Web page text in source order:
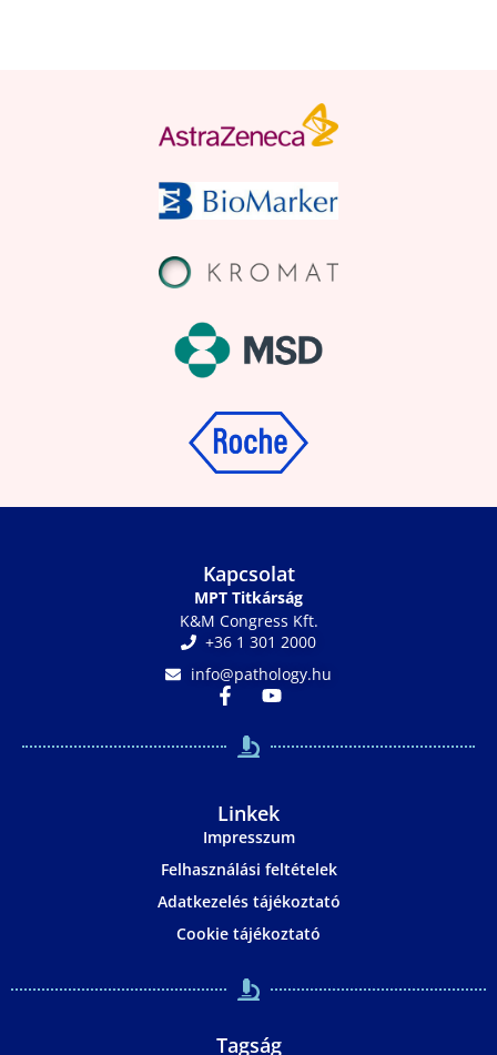
Kapcsolat
MPT Titkárság
K&M Congress Kft.
+36 1 301 2000
info@pathology.hu
Linkek
Impresszum
Felhasználási feltételek
Adatkezelés tájékoztató
Cookie tájékoztató
Tagság